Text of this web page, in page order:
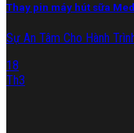
Thay pin máy hút sữa
Sự An Tâm Cho Hành
18
Th3